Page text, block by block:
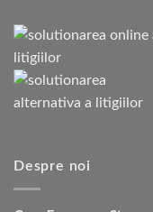
Despre noi